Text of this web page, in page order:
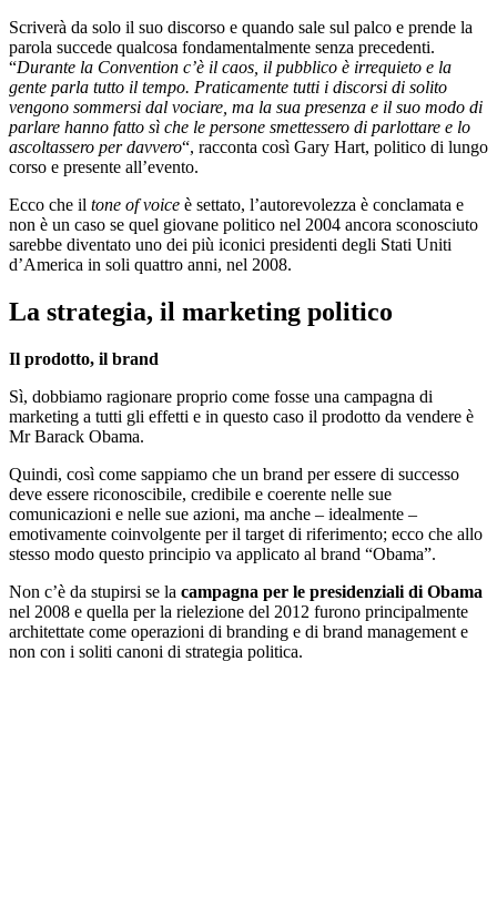
Scriverà da solo il suo discorso e quando sale sul palco e prende la
parola succede qualcosa fondamentalmente senza precedenti.
“Durante la Convention c’è il caos, il pubblico è irrequieto e la
gente parla tutto il tempo. Praticamente tutti i discorsi di solito
vengono sommersi dal vociare, ma la sua presenza e il suo modo di
parlare hanno fatto sì che le persone smettessero di parlottare e lo
ascoltassero per davvero“, racconta così Gary Hart, politico di lungo
corso e presente all’evento.
Ecco che il tone of voice è settato, l’autorevolezza è conclamata e
non è un caso se quel giovane politico nel 2004 ancora sconosciuto
sarebbe diventato uno dei più iconici presidenti degli Stati Uniti
d’America in soli quattro anni, nel 2008.
La strategia, il marketing politico
Il prodotto, il brand
Sì, dobbiamo ragionare proprio come fosse una campagna di
marketing a tutti gli effetti e in questo caso il prodotto da vendere è
Mr Barack Obama.
Quindi, così come sappiamo che un brand per essere di successo
deve essere riconoscibile, credibile e coerente nelle sue
comunicazioni e nelle sue azioni, ma anche – idealmente –
emotivamente coinvolgente per il target di riferimento; ecco che allo
stesso modo questo principio va applicato al brand “Obama”.
Non c’è da stupirsi se la campagna per le presidenziali di Obama
nel 2008 e quella per la rielezione del 2012 furono principalmente
architettate come operazioni di branding e di brand management e
non con i soliti canoni di strategia politica.